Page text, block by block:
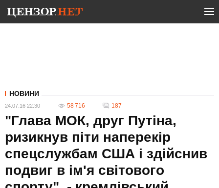
НОВИНИ
24.07.16 22:30 58 716 187
"Глава МОК, друг Путіна,
ризикнув піти наперекір
спецслужбам США і здійснив
подвиг в ім'я світового